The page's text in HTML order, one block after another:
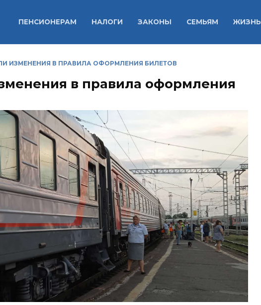
ПЕНСИОНЕРАМ НАЛОГИ ЗАКОНЫ СЕМЬЯМ ЖИЗНЬ
ИЗМЕНЕНИЯ В ПРАВИЛА ОФОРМЛЕНИЯ БИЛЕТОВ
в правила оформления